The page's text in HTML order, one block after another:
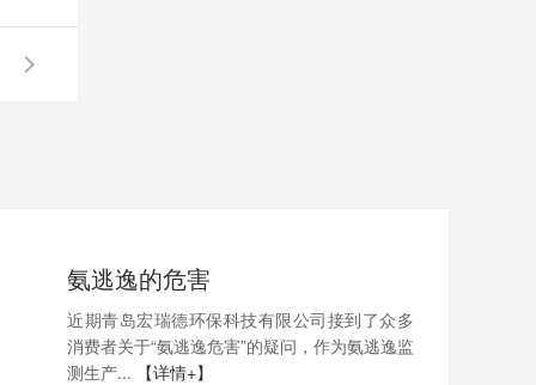
氨逃逸的危害
近期青岛宏瑞德环保科技有限公司接到了众多
消费者关于“氨逃逸危害”的疑问，作为氨逃逸监
测生产...
【详情+】